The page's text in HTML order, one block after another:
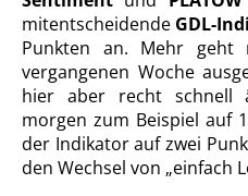
mitentscheidende GDL-
Punkten an. Mehr
vergangenen Woche
hier aber recht schnell
morgen zum Beispiel auf
der Indikator auf zwei
den Wechsel von „einfach